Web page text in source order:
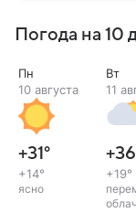
Погода на 10
Пн
10 августа
+31°
+14°
ясно
Вт
11
+36
+19°